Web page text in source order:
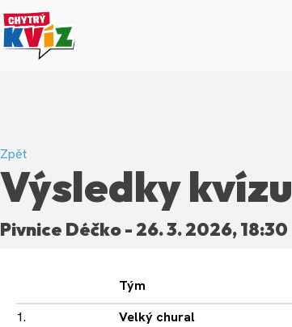
Zpět
Výsledky kvízu
Pivnice Déčko - 26. 3. 2026, 18:30
Tým
1.
Velký chural